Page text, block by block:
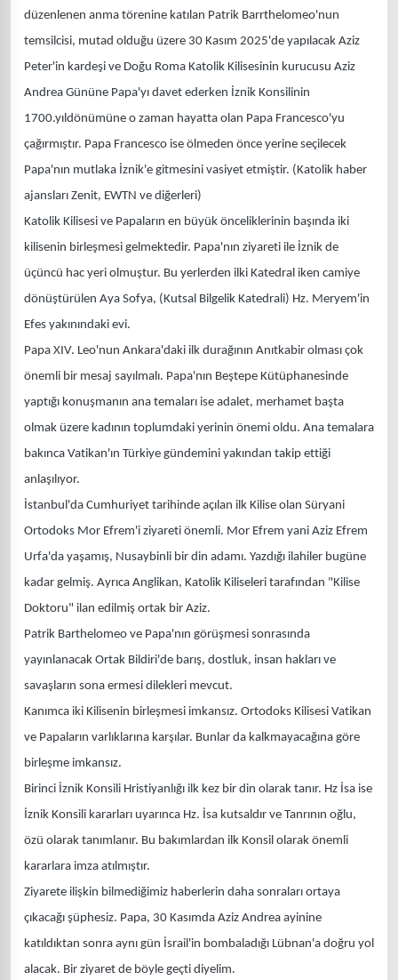
düzenlenen anma törenine katılan Patrik Barrthelomeo'nun
temsilcisi, mutad olduğu üzere 30 Kasım 2025'de yapılacak Aziz
Peter'in kardeşi ve Doğu Roma Katolik Kilisesinin kurucusu Aziz
Andrea Gününe Papa'yı davet ederken İznik Konsilinin
1700.yıldönümüne o zaman hayatta olan Papa Francesco'yu
çağırmıştır. Papa Francesco ise ölmeden önce yerine seçilecek
Papa'nın mutlaka İznik'e gitmesini vasiyet etmiştir. (Katolik haber
ajansları Zenit, EWTN ve diğerleri)
Katolik Kilisesi ve Papaların en büyük önceliklerinin başında iki
kilisenin birleşmesi gelmektedir. Papa'nın ziyareti ile İznik de
üçüncü hac yeri olmuştur. Bu yerlerden ilki Katedral iken camiye
dönüştürülen Aya Sofya, (Kutsal Bilgelik Katedrali) Hz. Meryem'in
Efes yakınındaki evi.
Papa XIV. Leo'nun Ankara'daki ilk durağının Anıtkabir olması çok
önemli bir mesaj sayılmalı. Papa'nın Beştepe Kütüphanesinde
yaptığı konuşmanın ana temaları ise adalet, merhamet başta
olmak üzere kadının toplumdaki yerinin önemi oldu. Ana temalara
bakınca Vatikan'ın Türkiye gündemini yakından takip ettiği
anlaşılıyor.
İstanbul'da Cumhuriyet tarihinde açılan ilk Kilise olan Süryani
Ortodoks Mor Efrem'i ziyareti önemli. Mor Efrem yani Aziz Efrem
Urfa'da yaşamış, Nusaybinli bir din adamı. Yazdığı ilahiler bugüne
kadar gelmiş. Ayrıca Anglikan, Katolik Kiliseleri tarafından "Kilise
Doktoru" ilan edilmiş ortak bir Aziz.
Patrik Barthelomeo ve Papa'nın görüşmesi sonrasında
yayınlanacak Ortak Bildiri'de barış, dostluk, insan hakları ve
savaşların sona ermesi dilekleri mevcut.
Kanımca iki Kilisenin birleşmesi imkansız. Ortodoks Kilisesi Vatikan
ve Papaların varlıklarına karşılar. Bunlar da kalkmayacağına göre
birleşme imkansız.
Birinci İznik Konsili Hristiyanlığı ilk kez bir din olarak tanır. Hz İsa ise
İznik Konsili kararları uyarınca Hz. İsa kutsaldır ve Tanrının oğlu,
özü olarak tanımlanır. Bu bakımlardan ilk Konsil olarak önemli
kararlara imza atılmıştır.
Ziyarete ilişkin bilmediğimiz haberlerin daha sonraları ortaya
çıkacağı şüphesiz. Papa, 30 Kasımda Aziz Andrea ayinine
katıldıktan sonra aynı gün İsrail'in bombaladığı Lübnan'a doğru yol
alacak. Bir ziyaret de böyle geçti diyelim.